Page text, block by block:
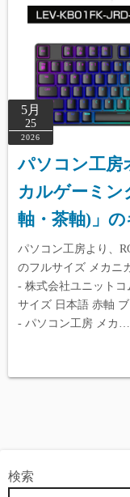
5月
25
2026
パソコン工房
カルゲーミン
軸・茶軸)」
パソコン工房より、
のフルサイズ メカニ
- 株式会社ユニット
サイズ 日本語 赤軸
- パソコン工房 メカ…
検索